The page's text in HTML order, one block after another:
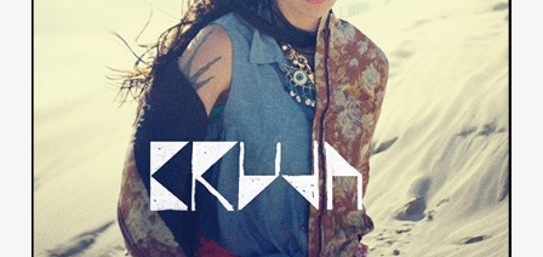
Home
Cover Story
Publicidad
Contacto